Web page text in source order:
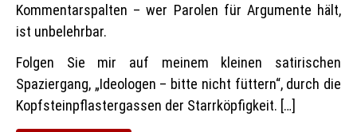
Kommentarspalten – wer Parolen für Argumente hält,
ist unbelehrbar.
Folgen Sie mir auf meinem kleinen satirischen
Spaziergang, „Ideologen – bitte nicht füttern“, durch die
Kopfsteinpflastergassen der Starrköpfigkeit. […]